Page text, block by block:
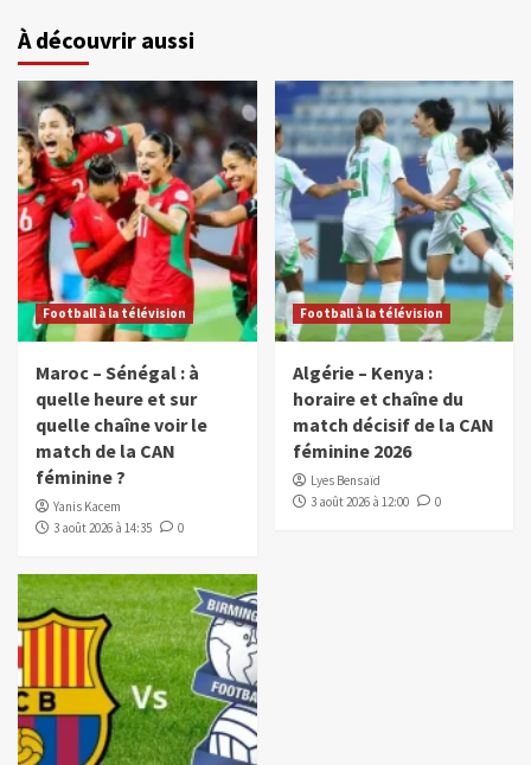
À découvrir aussi
Football à la télévision
Maroc – Sénégal : à
quelle heure et sur
quelle chaîne voir le
match de la CAN
féminine ?
Yanis Kacem
3 août 2026 à 14:35
0
Football à la télévision
Algérie – Kenya :
horaire et chaîne du
match décisif de la CAN
féminine 2026
Lyes Bensaïd
3 août 2026 à 12:00
0